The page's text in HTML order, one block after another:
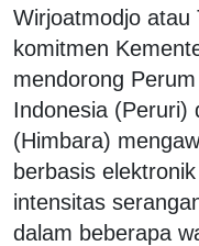
Wirjoatmodjo atau
komitmen
mendorong
Indonesia (Peruri)
(Himbara)
berbasis
intensitas
dalam beberapa